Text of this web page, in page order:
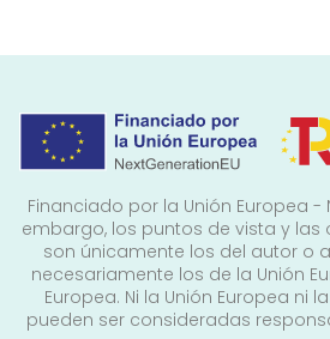
Financiado por la Unión Europea -
embargo, los puntos de vista y las
son únicamente los del autor o
necesariamente los de la Unión
Europea. Ni la Unión Europea ni
pueden ser consideradas